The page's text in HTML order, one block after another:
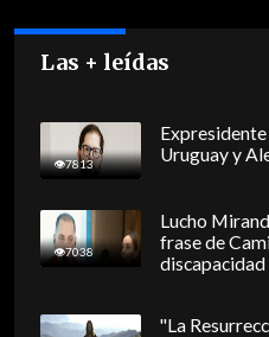
Las + leídas
7813
Uruguay y
7038
Lucho
frase de
discapacidad
"La